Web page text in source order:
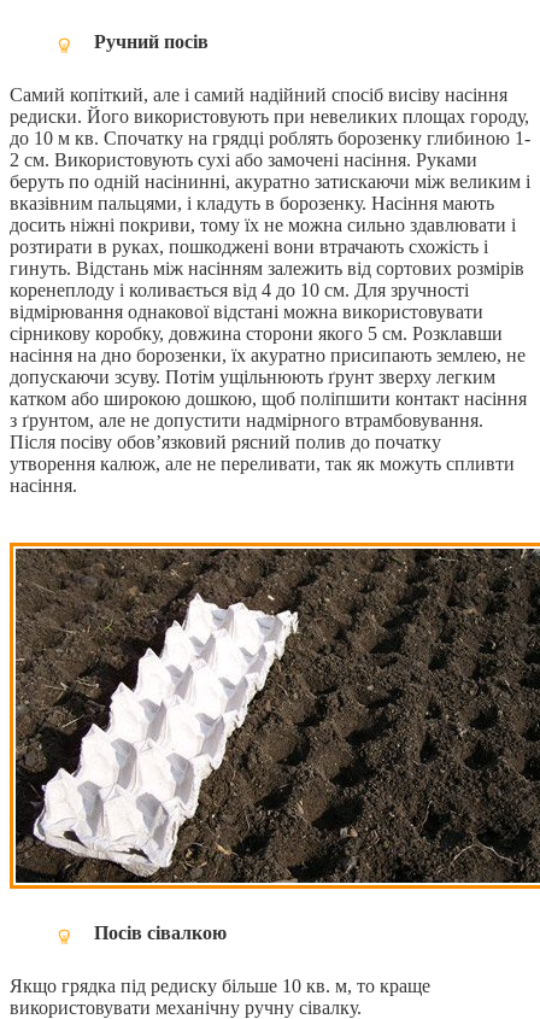
Ручний посів
Самий копіткий, але і самий надійний спосіб висіву насіння
редиски. Його використовують при невеликих площах городу,
до 10 м кв. Спочатку на грядці роблять борозенку глибиною 1-
2 см. Використовують сухі або замочені насіння. Руками
беруть по одній насінинні, акуратно затискаючи між великим і
вказівним пальцями, і кладуть в борозенку. Насіння мають
досить ніжні покриви, тому їх не можна сильно здавлювати і
розтирати в руках, пошкоджені вони втрачають схожість і
гинуть. Відстань між насінням залежить від сортових розмірів
коренеплоду і коливається від 4 до 10 см. Для зручності
відмірювання однакової відстані можна використовувати
сірникову коробку, довжина сторони якого 5 см. Розклавши
насіння на дно борозенки, їх акуратно присипають землею, не
допускаючи зсуву. Потім ущільнюють ґрунт зверху легким
катком або широкою дошкою, щоб поліпшити контакт насіння
з ґрунтом, але не допустити надмірного втрамбовування.
Після посіву обов’язковий рясний полив до початку
утворення калюж, але не переливати, так як можуть спливти
насіння.
Посів сівалкою
Якщо грядка під редиску більше 10 кв. м, то краще
використовувати механічну ручну сівалку.